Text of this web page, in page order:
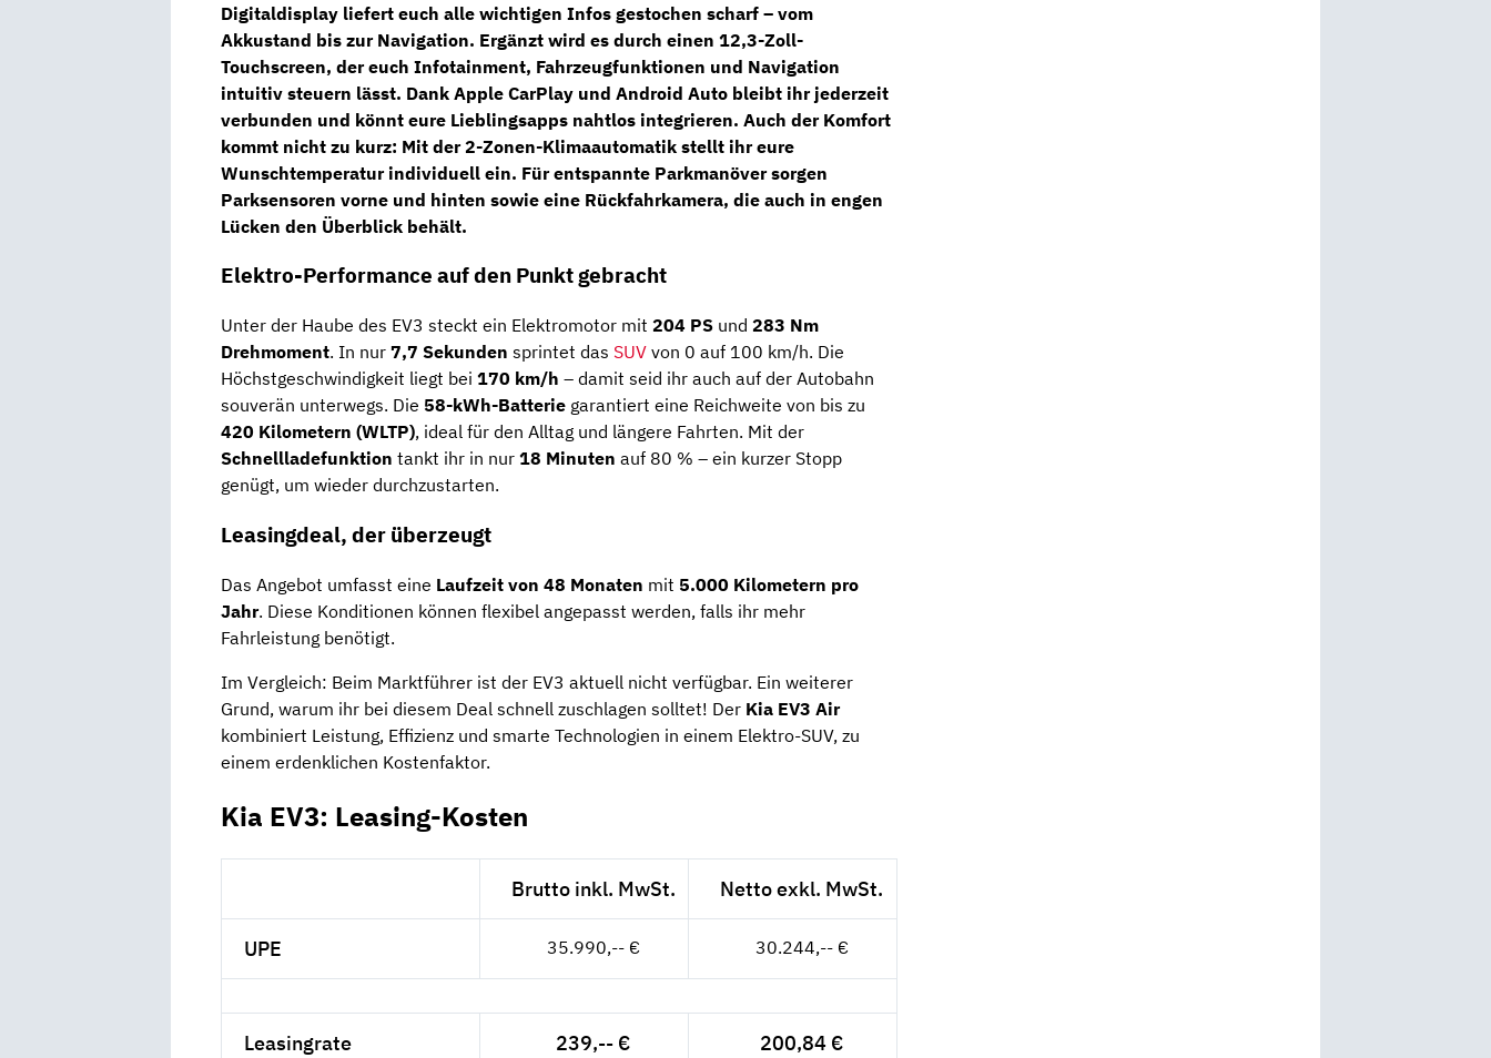
Digitaldisplay liefert euch alle wichtigen Infos gestochen scharf – vom
Akkustand bis zur Navigation. Ergänzt wird es durch einen 12,3-Zoll-
Touchscreen, der euch Infotainment, Fahrzeugfunktionen und Navigation
intuitiv steuern lässt. Dank Apple CarPlay und Android Auto bleibt ihr jederzeit
verbunden und könnt eure Lieblingsapps nahtlos integrieren. Auch der Komfort
kommt nicht zu kurz: Mit der2-Zonen-Klimaautomatik stellt ihr eure
Wunschtemperatur individuell ein. Für entspannte Parkmanöver sorgen
Parksensoren vorne und hinten sowie eine Rückfahrkamera, die auch in engen
Lücken den Überblick behält.
Elektro-Performance auf den Punkt gebracht
Unter der Haube des EV3 steckt ein Elektromotor mit 204 PS und 283 Nm
Drehmoment. In nur 7,7 Sekunden sprintet das SUV von 0 auf 100 km/h. Die
Höchstgeschwindigkeit liegt bei 170 km/h – damit seid ihr auch auf der Autobahn
souverän unterwegs. Die 58-kWh-Batterie garantiert eine Reichweite von bis zu
420 Kilometern (WLTP), ideal für den Alltag und längere Fahrten. Mit der
Schnellladefunktion tankt ihr in nur 18 Minuten auf 80 % – ein kurzer Stopp
genügt, um wieder durchzustarten.
Leasingdeal, der überzeugt
Das Angebot umfasst eine Laufzeit von 48 Monaten mit 5.000 Kilometern pro
Jahr. Diese Konditionen können flexibel angepasst werden, falls ihr mehr
Fahrleistung benötigt.
Im Vergleich: Beim Marktführer ist der EV3 aktuell nicht verfügbar. Ein weiterer
Grund, warum ihr bei diesem Deal schnell zuschlagen solltet! Der Kia EV3 Air
kombiniert Leistung, Effizienz und smarte Technologien in einem Elektro-SUV, zu
einem erdenklichen Kostenfaktor.
Kia EV3: Leasing-Kosten
Brutto inkl. MwSt. Netto exkl. MwSt.
UPE 35.990,-- € 30.244,-- €
Leasingrate 239,-- € 200,84 €